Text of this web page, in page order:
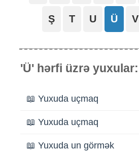
Ş T U Ü V
'Ü' hərfi üzrə yuxular:
📖 Yuxuda uçmaq
📖 Yuxuda uçmaq
📖 Yuxuda un görmək